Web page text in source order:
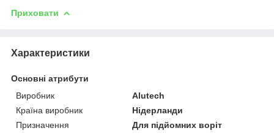
Приховати
Характеристики
Основні атрибути
Виробник
Alutech
Країна виробник
Нідерланди
Призначення
Для підйомних воріт